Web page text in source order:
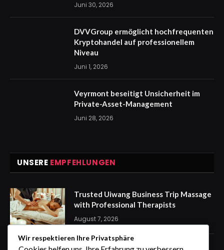
Juni 30, 2026
DVVGroup ermöglicht hochfrequenten
Kryptohandel auf professionellem
Niveau
Juni 1, 2026
Veyrmont beseitigt Unsicherheit im
Private-Asset-Management
Juni 28, 2026
UNSERE EMPFEHLUNGEN
Trusted Uiwang Business Trip Massage
with Professional Therapists
August 7, 2026
Wir respektieren Ihre Privatsphäre